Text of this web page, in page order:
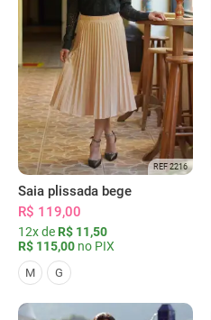
REF 2216
Saia plissada bege
R$ 119,00
12x de R$ 11,50
R$ 115,00 no PIX
M G